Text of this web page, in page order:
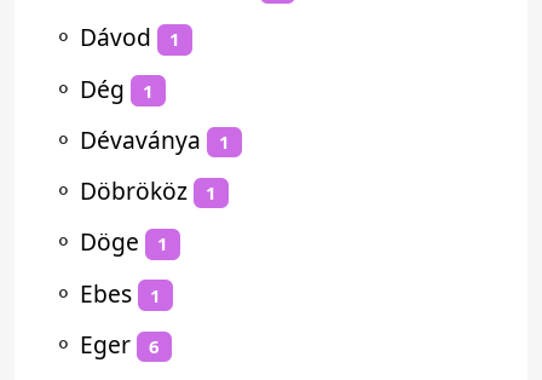
⚬ Dávod 1
⚬ Dég 1
⚬ Dévaványa 1
⚬ Döbrököz 1
⚬ Döge 1
⚬ Ebes 1
⚬ Eger 6